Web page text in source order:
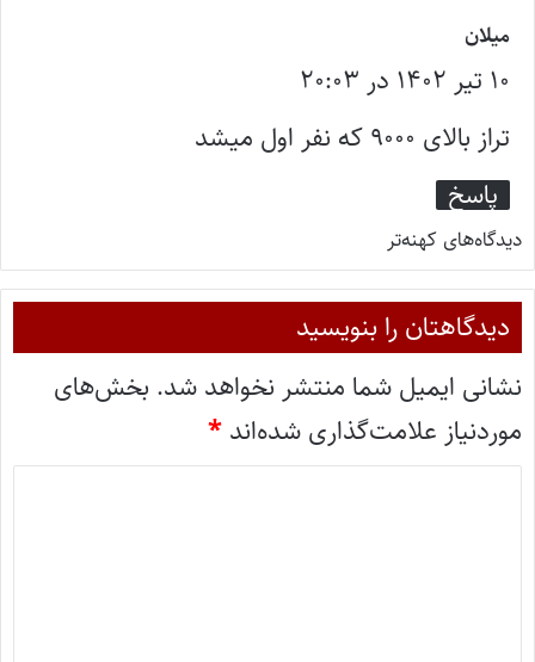
میلان
ف
ت
:
۱۰ تیر ۱۴۰۲ در ۲۰:۰۳
تراز بالای ۹۰۰۰ که نفر اول میشد
پاسخ
دیدگاه‌های کهنه‌تر
دیدگاهتان را بنویسید
نشانی ایمیل شما منتشر نخواهد شد. بخش‌های
موردنیاز علامت‌گذاری شده‌اند *